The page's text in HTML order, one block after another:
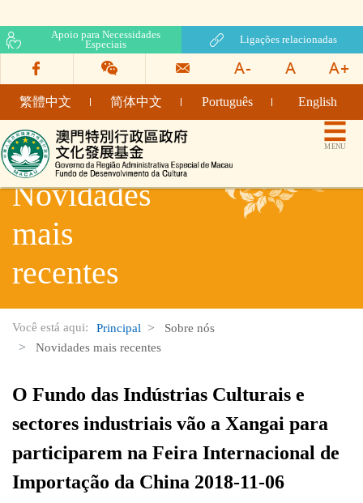
Apoio para Necessidades
Especiais
Ligações relacionadas
繁體中文 简体中文 Português English
Fundo de Desenvolvimento da Cultura
MENU
Novidades
mais
recentes
Você está aqui: Principal
Sobre nós
Novidades mais recentes
O Fundo das Indústrias Culturais e
sectores industriais vão a Xangai para
participarem na Feira Internacional de
Importação da China 2018-11-06